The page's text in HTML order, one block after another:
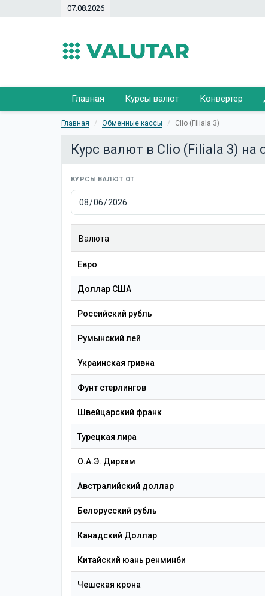
07.08.2026
Главная Курсы валют Конвертер
Главная Обменные кассы Clio (Filiala 3)
Курс валют в Clio (Filiala 3) на
КУРСЫ ВАЛЮТ ОТ
Валюта
Евро
Доллар США
Российский рубль
Румынский лей
Украинская гривна
Фунт стерлингов
Швейцарский франк
Турецкая лира
О.А.Э. Дирхам
Австралийский доллар
Белорусский рубль
Канадский Доллар
Китайский юань ренминби
Чешская крона